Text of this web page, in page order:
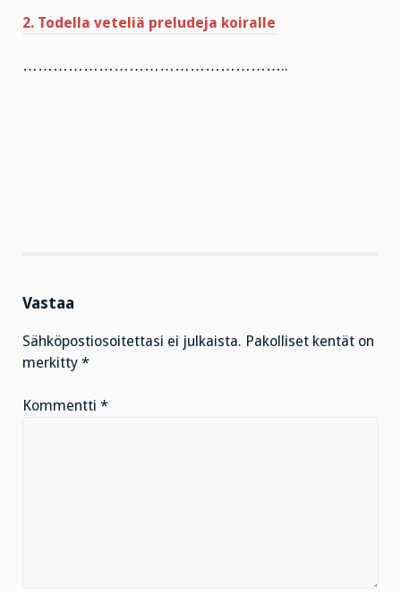
2. Todella veteliä preludeja koiralle
……………………………………………..
Vastaa
Sähköpostiosoitettasi ei julkaista. Pakolliset kentät on
merkitty *
Kommentti *